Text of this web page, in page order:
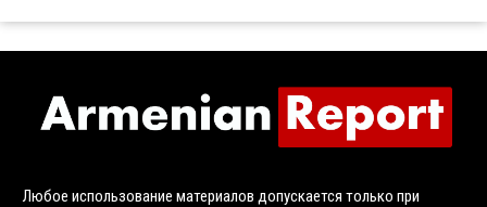
Любое использование материалов допускается только при